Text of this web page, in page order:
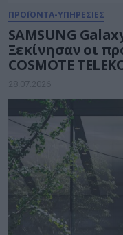
ΠΡΟΪΟΝΤΑ-ΥΠΗΡΕΣΙΕΣ
SAMSUNG
Ξεκίνησαν οι
COSMOTE
payzy cashback
28.07.2026